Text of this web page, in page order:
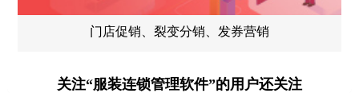
门店促销、裂变分销、发券营销
关注“服装连锁管理软件”的用户还关注